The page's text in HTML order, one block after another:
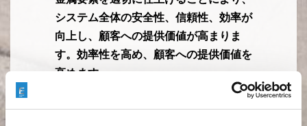
システム全体の安全性、信頼性、効率が
向上し、顧客への提供価値が高まりま
す。効率性を高め、顧客への提供価値を
高めます